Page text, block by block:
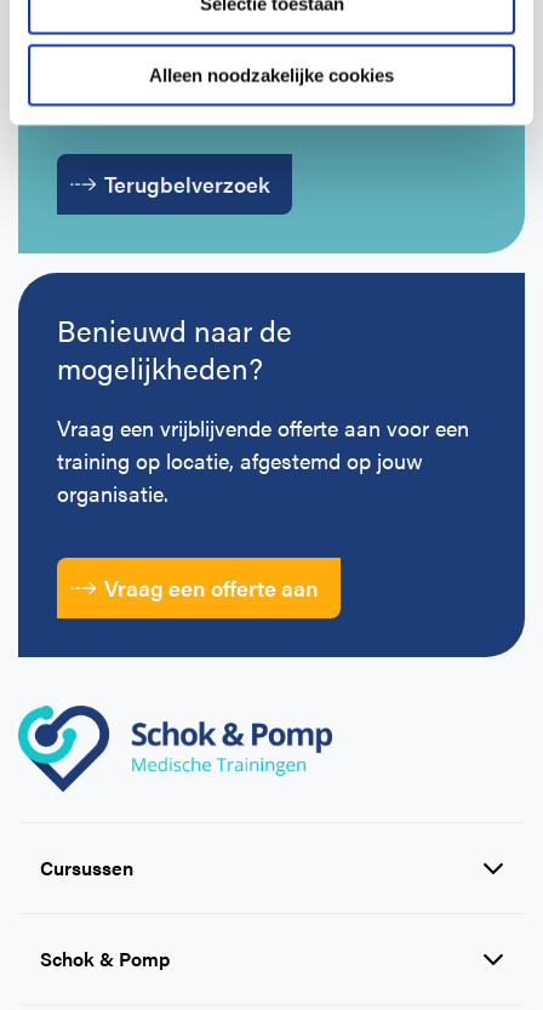
Alleen noodzakelijke cookies
Laat je gegevens achter en we nemen
contact op om te bespreken wat past bij
jouw organisatie.
Terugbelverzoek
Benieuwd naar de
mogelijkheden?
Vraag een vrijblijvende offerte aan voor een
training op locatie, afgestemd op jouw
organisatie.
Vraag een offerte aan
Cursussen
EHBO cursussen
Schok & Pomp